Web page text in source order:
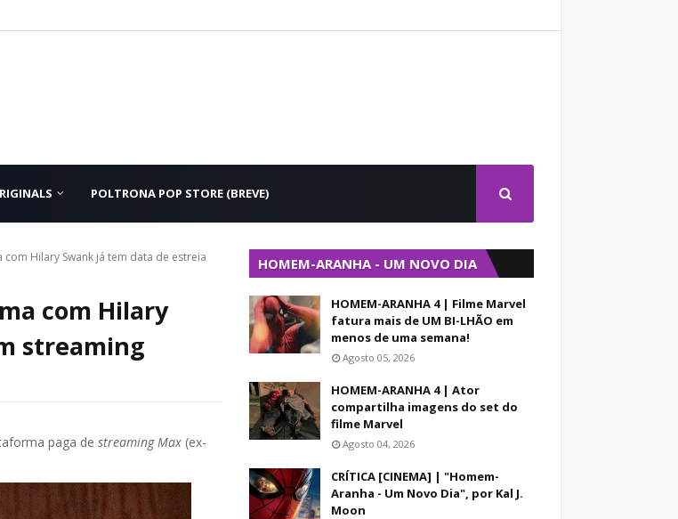
POLTRONA POP STORE (BREVE)
com Hilary Swank já tem data de estreia
com Hilary
streaming
paga de streaming Max (ex-
HOMEM-ARANHA - UM NOVO DIA
HOMEM-ARANHA 4 | Filme Marvel
fatura mais de UM BI-LHÃO em
menos de uma semana!
Agosto 05, 2026
HOMEM-ARANHA 4 | Ator
compartilha imagens do set do
filme Marvel
Agosto 04, 2026
CRÍTICA [CINEMA] | "Homem-
Aranha - Um Novo Dia", por Kal J.
Moon